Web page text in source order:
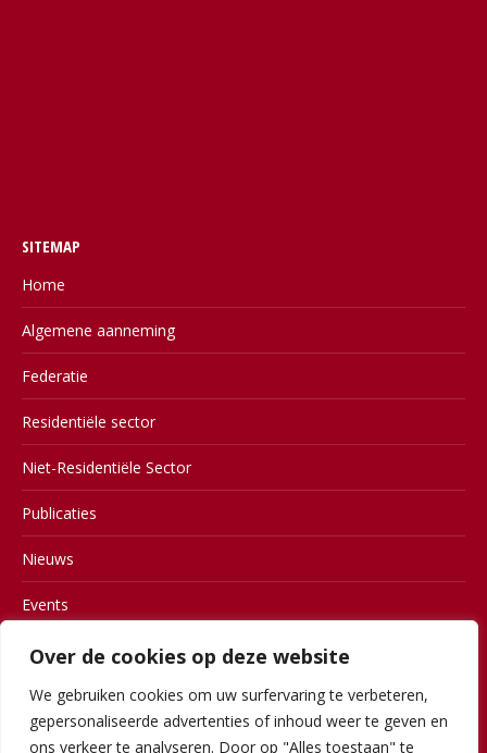
Over de cookies op deze website
We gebruiken cookies om uw surfervaring te verbeteren,
gepersonaliseerde advertenties of inhoud weer te geven en
ons verkeer te analyseren. Door op "Alles toestaan" te
SITEMAP
Home
Algemene aanneming
Federatie
Residentiële sector
Niet-Residentiële Sector
Publicaties
Nieuws
Events
Contact
Members
Gebruiksvoorwaarden